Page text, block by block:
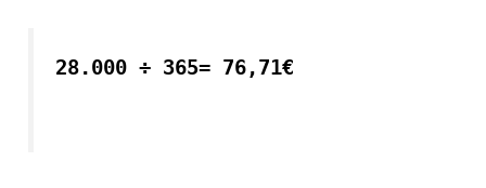
28.000 ÷ 365= 76,71€